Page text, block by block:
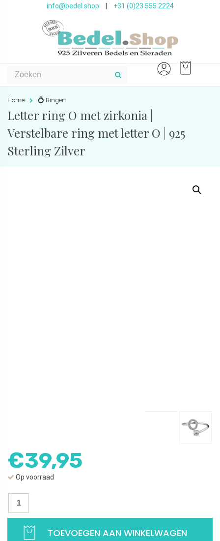
info@bedel.shop +31 (0)23 555 2224
Home 💍 Ringen
Letter ring O met zirkonia |
Verstelbare ring met letter O | 925
Sterling Zilver
€39,95
Op voorraad
Letter
TOEVOEGEN AAN WINKELWAGEN